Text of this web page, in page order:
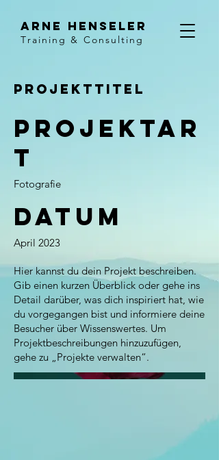
Arne Henseler
Training & Consulting
Projekttitel
Projektar
t
Fotografie
Datum
April 2023
Hier kannst du dein Projekt beschreiben.
Gib einen kurzen Überblick oder gehe ins
Detail darüber, was dich inspiriert hat, wie
du vorgegangen bist und informiere deine
Besucher über Wissenswertes. Um
Projektbeschreibungen hinzuzufügen,
gehe zu „Projekte verwalten“.